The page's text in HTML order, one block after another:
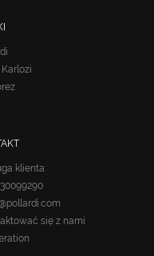
Karlozi
klienta:
się z nami